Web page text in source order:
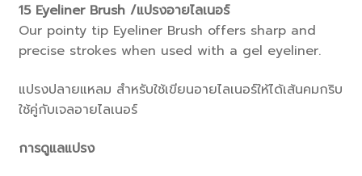
15Eyeliner Brush /แปรงอายไลเนอร์
Our pointy tip Eyeliner Brush offers sharp and
precise strokes when used with a gel eyeliner.
แปรงปลายแหลม สำหรับใช้เขียนอายไลเนอร์ให้ได้เส้นคมกริบ
ใช้คู่กับเจลอายไลเนอร์
การดูแลแปรง